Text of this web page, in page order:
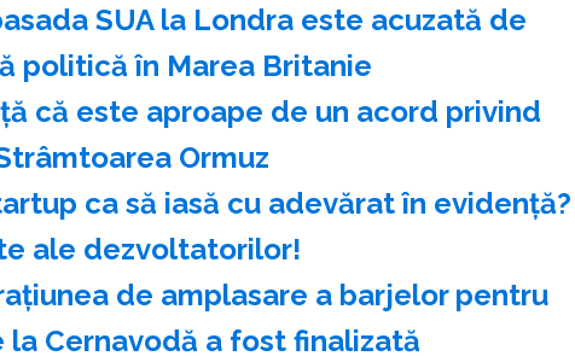
SUA la Londra este acuzată de
politică în Marea Britanie
că este aproape de un acord privind
Ormuz
ca să iasă cu adevărat în evidență?
ale dezvoltatorilor!
de amplasare a barjelor pentru
la Cernavodă a fost finalizată